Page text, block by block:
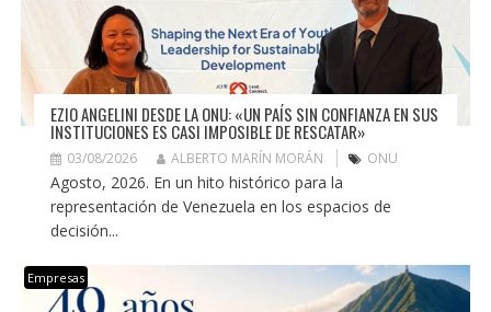
EZIO ANGELINI DESDE LA ONU: «UN PAÍS SIN CONFIANZA EN SUS
INSTITUCIONES ES CASI IMPOSIBLE DE RESCATAR»
03/08/2026 ALBERTO MARÍN MORÁN ONU
Agosto, 2026. En un hito histórico para la
representación de Venezuela en los espacios de
decisión...
Empresas